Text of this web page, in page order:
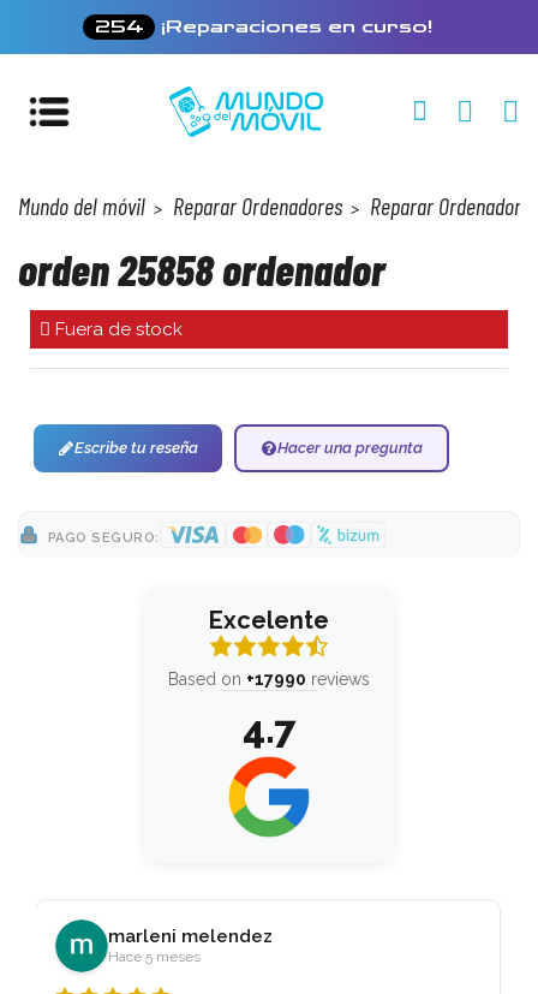
254 ¡Reparaciones en curso!
Mundo del móvil Reparar Ordenadores Reparar
orden 25858 ordenador
Fuera de stock
Escribe tu reseña Hacer una pregunta
PAGO SEGURO:
Excelente
Based on +17990 reviews
4.7
arcol streams
Hace 1 mes